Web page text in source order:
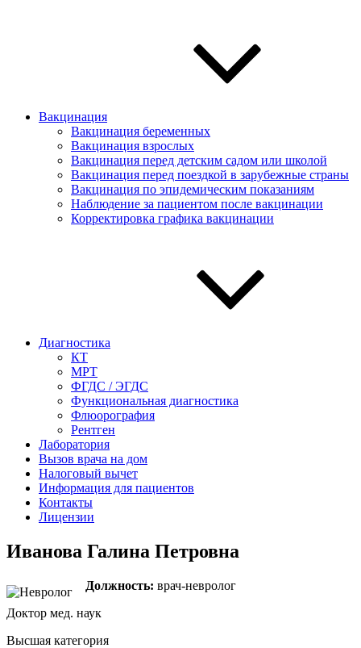
Вакцинация
Вакцинация беременных
Вакцинация взрослых
Вакцинация перед детским садом или школой
Вакцинация перед поездкой в зарубежные страны
Вакцинация по эпидемическим показаниям
Наблюдение за пациентом после вакцинации
Корректировка графика вакцинации
Диагностика
КТ
МРТ
ФГДС / ЭГДС
Функциональная диагностика
Флюорография
Рентген
Лаборатория
Вызов врача на дом
Налоговый вычет
Информация для пациентов
Контакты
Лицензии
Иванова Галина Петровна
Должность: врач-невролог
Доктор мед. наук
Высшая категория